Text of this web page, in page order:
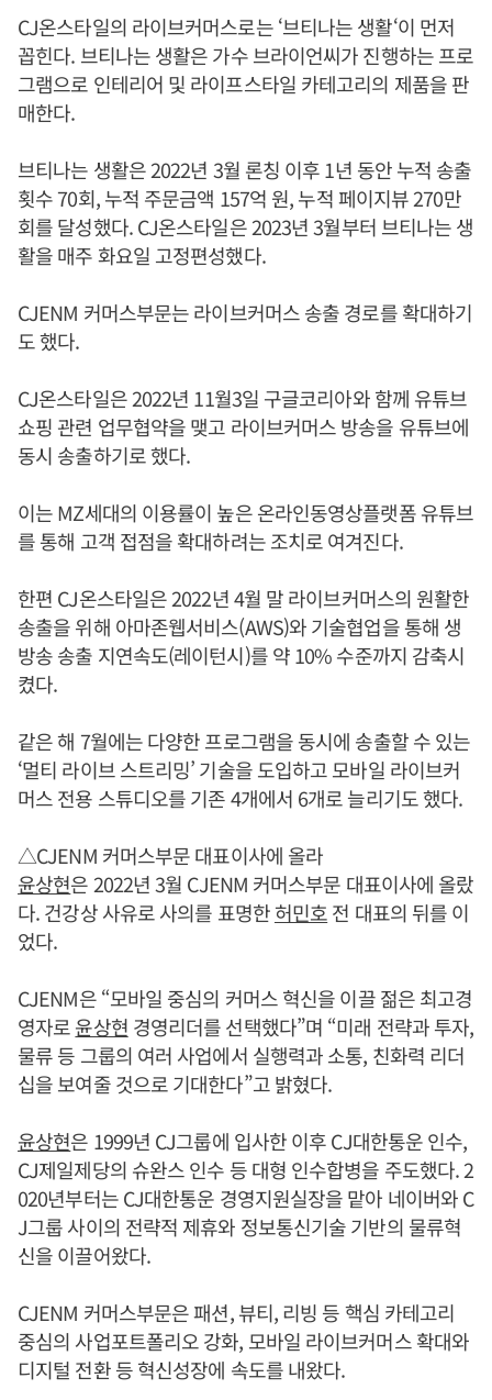
CJ온스타일의 라이브커머스로는 ‘브티나는 생활‘이 먼저
꼽힌다. 브티나는 생활은 가수 브라이언씨가 진행하는 프로
그램으로 인테리어 및 라이프스타일 카테고리의 제품을 판
매한다.
브티나는 생활은 2022년 3월 론칭 이후 1년 동안 누적 송출
횟수 70회, 누적 주문금액 157억 원, 누적 페이지뷰 270만
회를 달성했다. CJ온스타일은 2023년 3월부터 브티나는 생
활을 매주 화요일 고정편성했다.
CJENM 커머스부문는 라이브커머스 송출 경로를 확대하기
도 했다.
CJ온스타일은 2022년 11월3일 구글코리아와 함께 유튜브
쇼핑 관련 업무협약을 맺고 라이브커머스 방송을 유튜브에
동시 송출하기로 했다.
이는 MZ세대의 이용률이 높은 온라인동영상플랫폼 유튜브
를 통해 고객 접점을 확대하려는 조치로 여겨진다.
한편 CJ온스타일은 2022년 4월 말 라이브커머스의 원활한
송출을 위해 아마존웹서비스(AWS)와 기술협업을 통해 생
방송 송출 지연속도(레이턴시)를 약 10% 수준까지 감축시
켰다.
같은 해 7월에는 다양한 프로그램을 동시에 송출할 수 있는
‘멀티 라이브 스트리밍’ 기술을 도입하고 모바일 라이브커
머스 전용 스튜디오를 기존 4개에서 6개로 늘리기도 했다.
△CJENM 커머스부문 대표이사에 올라
윤상현은 2022년 3월 CJENM 커머스부문 대표이사에 올랐
다. 건강상 사유로 사의를 표명한허민호전 대표의 뒤를 이
었다.
CJENM은 “모바일 중심의 커머스 혁신을 이끌 젊은 최고경
영자로윤상현 경영리더를 선택했다”며 “미래 전략과 투자,
물류 등 그룹의 여러 사업에서 실행력과 소통, 친화력 리더
십을 보여줄 것으로 기대한다”고 밝혔다.
윤상현은 1999년 CJ그룹에 입사한 이후 CJ대한통운 인수,
CJ제일제당의 슈완스 인수 등 대형 인수합병을 주도했다. 2
020년부터는 CJ대한통운 경영지원실장을 맡아 네이버와 C
J그룹 사이의 전략적 제휴와 정보통신기술 기반의 물류혁
신을 이끌어왔다.
CJENM 커머스부문은 패션, 뷰티, 리빙 등 핵심 카테고리
중심의 사업포트폴리오 강화, 모바일 라이브커머스 확대와
디지털 전환 등 혁신성장에 속도를 내왔다.